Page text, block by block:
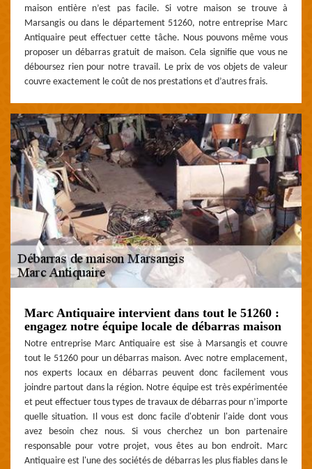
maison entière n’est pas facile. Si votre maison se trouve à
Marsangis ou dans le département 51260, notre entreprise Marc
Antiquaire peut effectuer cette tâche. Nous pouvons même vous
proposer un débarras gratuit de maison. Cela signifie que vous ne
déboursez rien pour notre travail. Le prix de vos objets de valeur
couvre exactement le coût de nos prestations et d’autres frais.
Marc Antiquaire intervient dans tout le 51260 :
engagez notre équipe locale de débarras maison
Notre entreprise Marc Antiquaire est sise à Marsangis et couvre
tout le 51260 pour un débarras maison. Avec notre emplacement,
nos experts locaux en débarras peuvent donc facilement vous
joindre partout dans la région. Notre équipe est très expérimentée
et peut effectuer tous types de travaux de débarras pour n’importe
quelle situation. Il vous est donc facile d'obtenir l'aide dont vous
avez besoin chez nous. Si vous cherchez un bon partenaire
responsable pour votre projet, vous êtes au bon endroit. Marc
Antiquaire est l'une des sociétés de débarras les plus fiables dans le